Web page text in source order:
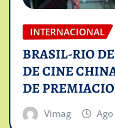
INTERNACIONAL
BRASIL-RIO
DE CINE
DE
Vimag